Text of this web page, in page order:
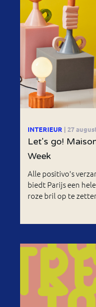
INTERIEUR | 27
Let's go!
Week
Alle positivo's
biedt Parijs een
roze bril op te